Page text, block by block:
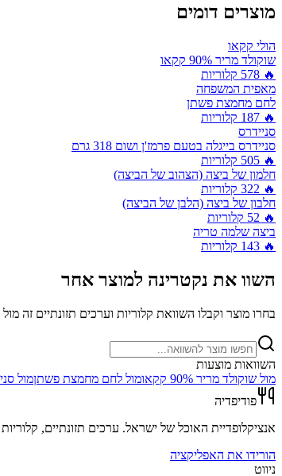
מוצרים דומים
הולי קקאו
שוקולד מריר 90% קקאו
🔥
578 קלוריות
מאפית המשפחה
לחם מחמצת פשתן
🔥
187 קלוריות
סניידרס
סניידרס בייגלה בטעם פרמז'ן ושום 318 גרם
🔥
505 קלוריות
חלמון של ביצה (הצהוב של הביצה)
🔥
322 קלוריות
חלבון של ביצה (הלבן של הביצה)
🔥
52 קלוריות
ביצה שלמה טריה
🔥
143 קלוריות
השוו את נקטרינה למוצר אחר
בחרו מוצר וקבלו השוואת קלוריות וערכים תזונתיים זה מול
השוואות מוצעות
מול שוקולד מריר 90% קקאו מול לחם מחמצת פשתןמול
פודיפדיה
אנציקלופדיית האוכל של ישראל. ערכים תזונתיים,
הורידו את האפליקציה
ניווט